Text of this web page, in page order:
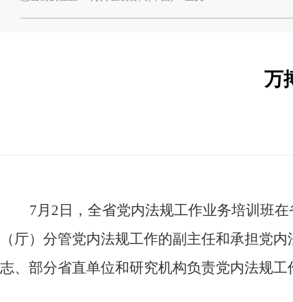
万
7月 2 日，全省党内法规工作业务培训班
（厅）分管党内法规工作的副主任和承担党
志、部分省直单位和研究机构负责党内法规工